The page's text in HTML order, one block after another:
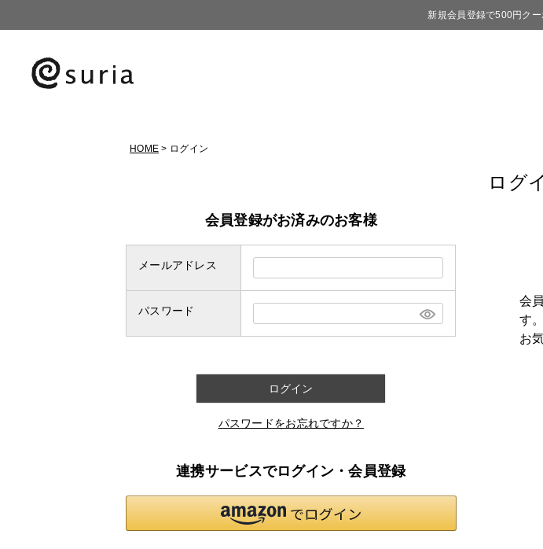
新規会員登録で500円クー
HOME ログイン
ログ
会員登録がお済みのお客様
メールアドレス
パスワード
ログイン
パスワードをお忘れですか？
連携サービスでログイン・会員登録
会
す。
お